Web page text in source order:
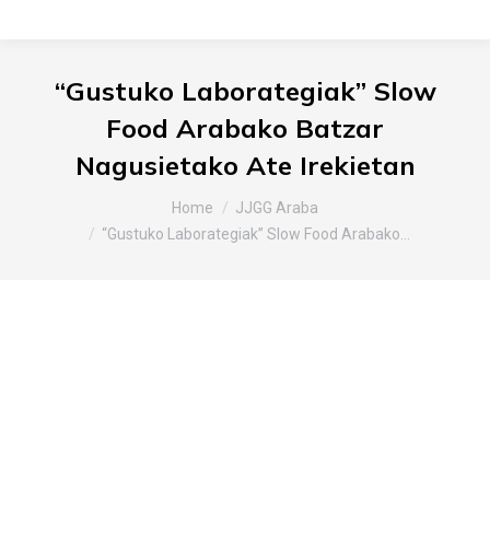
“Gustuko Laborategiak” Slow
Food Arabako Batzar
Nagusietako Ate Irekietan
Home
JJGG Araba
“Gustuko Laborategiak” Slow Food Arabako…